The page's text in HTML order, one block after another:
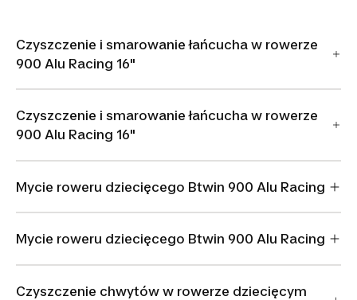
Czyszczenie i smarowanie łańcucha w rowerze
900 Alu Racing 16"
Czyszczenie i smarowanie łańcucha w rowerze
900 Alu Racing 16"
Mycie roweru dziecięcego Btwin 900 Alu Racing
Mycie roweru dziecięcego Btwin 900 Alu Racing
Czyszczenie chwytów w rowerze dziecięcym